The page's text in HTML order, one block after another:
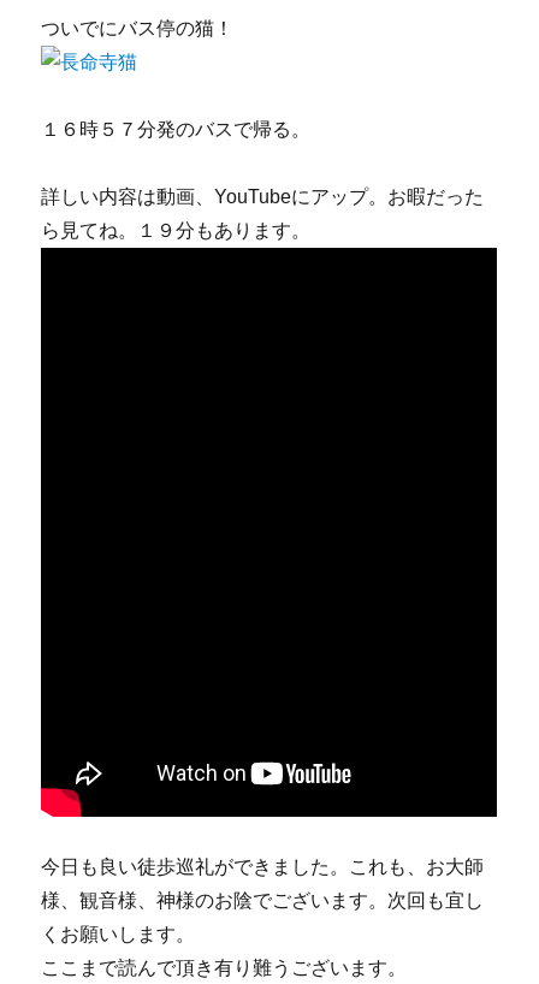
ついでにバス停の猫！
１６時５７分発のバスで帰る。
詳しい内容は動画、YouTubeにアップ。お暇だった
ら見てね。１９分もあります。
今日も良い徒歩巡礼ができました。これも、お大師
様、観音様、神様のお陰でございます。次回も宜し
くお願いします。
ここまで読んで頂き有り難うございます。